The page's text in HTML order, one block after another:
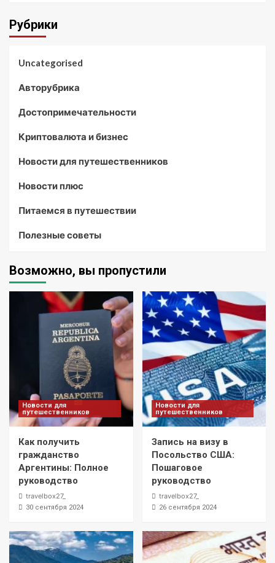
Рубрики
Uncategorised
Авторубрика
Достопримечательности
Криптовалюта и бизнес
Новости для путешественников
Новости плюс
Питаемся в путешествии
Полезные советы
Возможно, вы пропустили
Новости для
путешественников
Как получить
гражданство
Аргентины: Полное
руководство
travelbox27_
30 сентября 2024
Новости для
путешественников
Запись на визу в
Посольство США:
Пошаговое
руководство
travelbox27_
26 сентября 2024